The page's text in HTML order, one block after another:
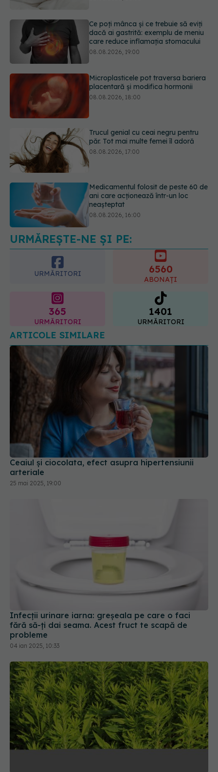
Microplasticele pot traversa bariera
placentară și modifica hormonii
08.08.2026, 18:00
Trucul genial cu ceai negru pentru
păr. Tot mai multe femei îl adoră
Medicamentul folosit de peste 60 de
ani care acționează într-un loc
Transpirații nocturne: semnul ignorat
care poate ascunde probleme
serioase de sănătate
URMĂREȘTE-NE ȘI PE:
URMĂRITORI 6560
ABONAȚI
365
URMĂRITORI
1401
URMĂRITORI
ARTICOLE SIMILARE
Ceaiul și ciocolata, efect asupra hipertensiunii
arteriale
25 mai 2025, 19:00
Infecții urinare iarna: greșeala pe care o faci
fără să-ți dai seama. Acest fruct te scapă de
probleme
04 ian 2025, 10:33